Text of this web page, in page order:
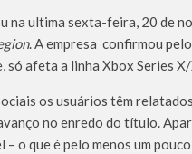
na ultima sexta-feira, 20 de
. A empresa confirmou
só afeta a linha Xbox Series
os usuários têm
no enredo do título.
– o que é pelo menos um